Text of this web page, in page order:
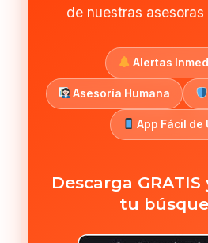
de nuestras
Alertas
Asesoría Humana
App Fácil de
Descarga
tu